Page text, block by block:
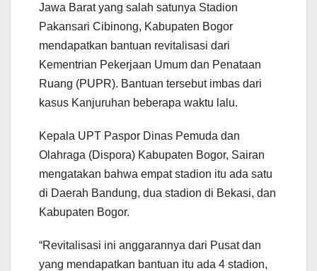
Jawa Barat yang salah satunya Stadion
Pakansari Cibinong, Kabupaten Bogor
mendapatkan bantuan revitalisasi dari
Kementrian Pekerjaan Umum dan Penataan
Ruang (PUPR). Bantuan tersebut imbas dari
kasus Kanjuruhan beberapa waktu lalu.
Kepala UPT Paspor Dinas Pemuda dan
Olahraga (Dispora) Kabupaten Bogor, Sairan
mengatakan bahwa empat stadion itu ada satu
di Daerah Bandung, dua stadion di Bekasi, dan
Kabupaten Bogor.
“Revitalisasi ini anggarannya dari Pusat dan
yang mendapatkan bantuan itu ada 4 stadion,